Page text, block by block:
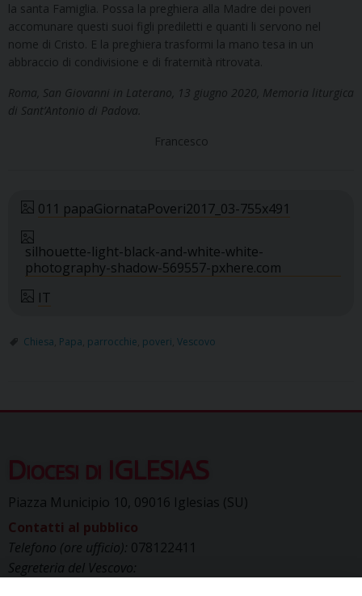
la santa Famiglia. Possa la preghiera alla Madre dei poveri
accomunare questi suoi figli prediletti e quanti li servono nel
nome di Cristo. E la preghiera trasformi la mano tesa in un
abbraccio di condivisione e di fraternità ritrovata.
Roma, San Giovanni in Laterano, 13 giugno 2020, Memoria liturgica
di Sant’Antonio di Padova.
Francesco
011 papaGiornataPoveri2017_03-755x491
silhouette-light-black-and-white-white-
photography-shadow-569557-pxhere.com
IT
Chiesa Papa parrocchie poveri Vescovo
Diocesi di IGLESIAS
Piazza Municipio 10, 09016 Iglesias (SU)
Contatti al pubblico
Telefono (ore ufficio): 078122411
Segreteria del Vescovo: